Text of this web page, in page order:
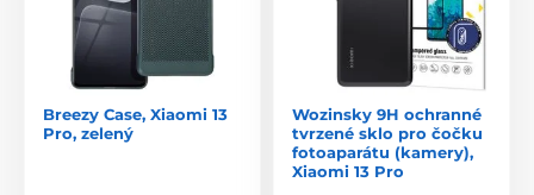
Breezy Case, Xiaomi 13
Pro, zelený
Wozinsky 9H ochranné
tvrzené sklo pro čočku
fotoaparátu (kamery),
Xiaomi 13 Pro